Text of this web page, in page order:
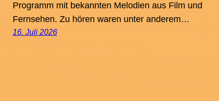
Programm mit bekannten Melodien aus Film und
Fernsehen. Zu hören waren unter anderem…
16. Juli 2026